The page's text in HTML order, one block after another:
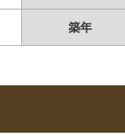
築年